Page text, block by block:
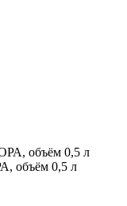
объём 0,5 л
объём 0,5 л